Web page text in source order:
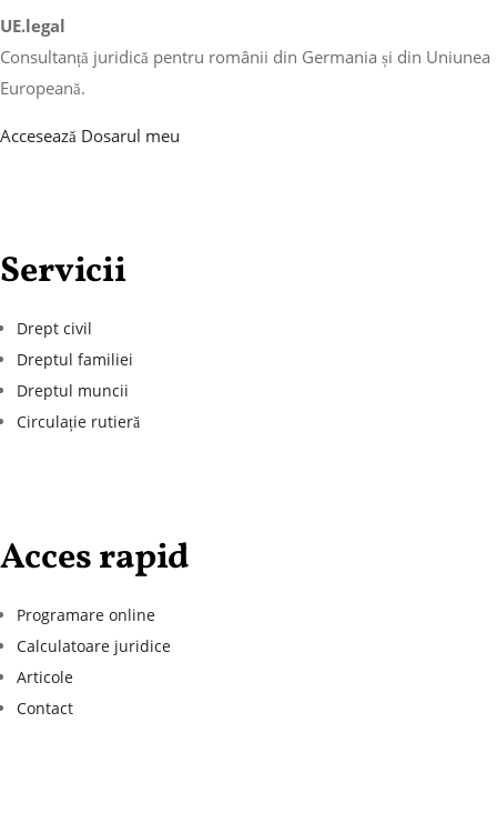
UE.legal
Consultanță juridică pentru românii din Germania și din Uniunea
Europeană.
Accesează Dosarul meu
Servicii
Drept civil
Dreptul familiei
Dreptul muncii
Circulație rutieră
Acces rapid
Programare online
Calculatoare juridice
Articole
Contact